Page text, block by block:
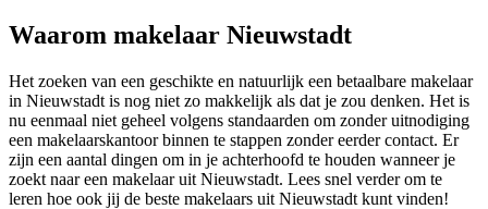
Waarom makelaar Nieuwstadt
Het zoeken van een geschikte en natuurlijk een betaalbare makelaar
in Nieuwstadt is nog niet zo makkelijk als dat je zou denken. Het is
nu eenmaal niet geheel volgens standaarden om zonder uitnodiging
een makelaarskantoor binnen te stappen zonder eerder contact. Er
zijn een aantal dingen om in je achterhoofd te houden wanneer je
zoekt naar een makelaar uit Nieuwstadt. Lees snel verder om te
leren hoe ook jij de beste makelaars uit Nieuwstadt kunt vinden!